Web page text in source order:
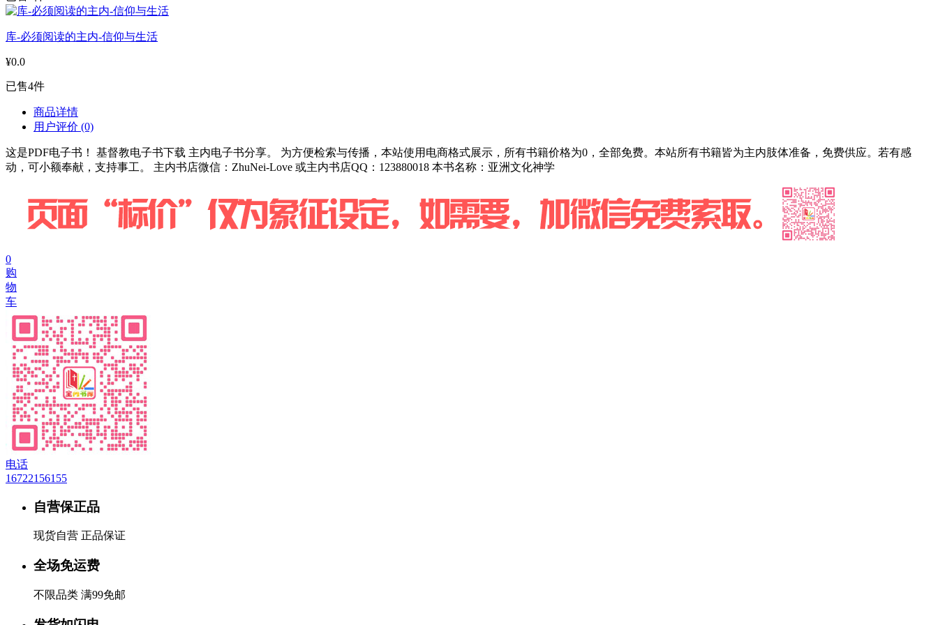
库-必须阅读的主内-信仰与生活
¥0.0
已售4件
商品详情
用户评价 (0)
这是PDF电子书！ 基督教电子书下载 主内电子书分享。 为方便检索与传播，本站使用电商格式展示，所有书籍价格为0，全部免费。本站所有书籍皆为主内肢体准备，免费供应。若有感
动，可小额奉献，支持事工。 主内书店微信：ZhuNei-Love 或主内书店QQ：123880018 本书名称：亚洲文化神学
0
购
物
车
电话
16722156155
自营保正品
现货自营 正品保证
全场免运费
不限品类 满99免邮